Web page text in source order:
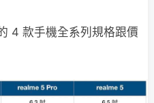
4 款手機全系列規格跟價